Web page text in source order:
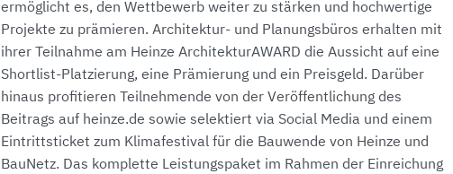
ermöglicht es, den Wettbewerb weiter zu stärken und hochwertige
Projekte zu prämieren. Architektur- und Planungsbüros erhalten mit
ihrer Teilnahme am Heinze ArchitekturAWARD die Aussicht auf eine
Shortlist-Platzierung, eine Prämierung und ein Preisgeld. Darüber
hinaus profitieren Teilnehmende von der Veröffentlichung des
Beitrags auf heinze.de sowie selektiert via Social Media und einem
Eintrittsticket zum Klimafestival für die Bauwende von Heinze und
BauNetz. Das komplette Leistungspaket im Rahmen der Einreichung